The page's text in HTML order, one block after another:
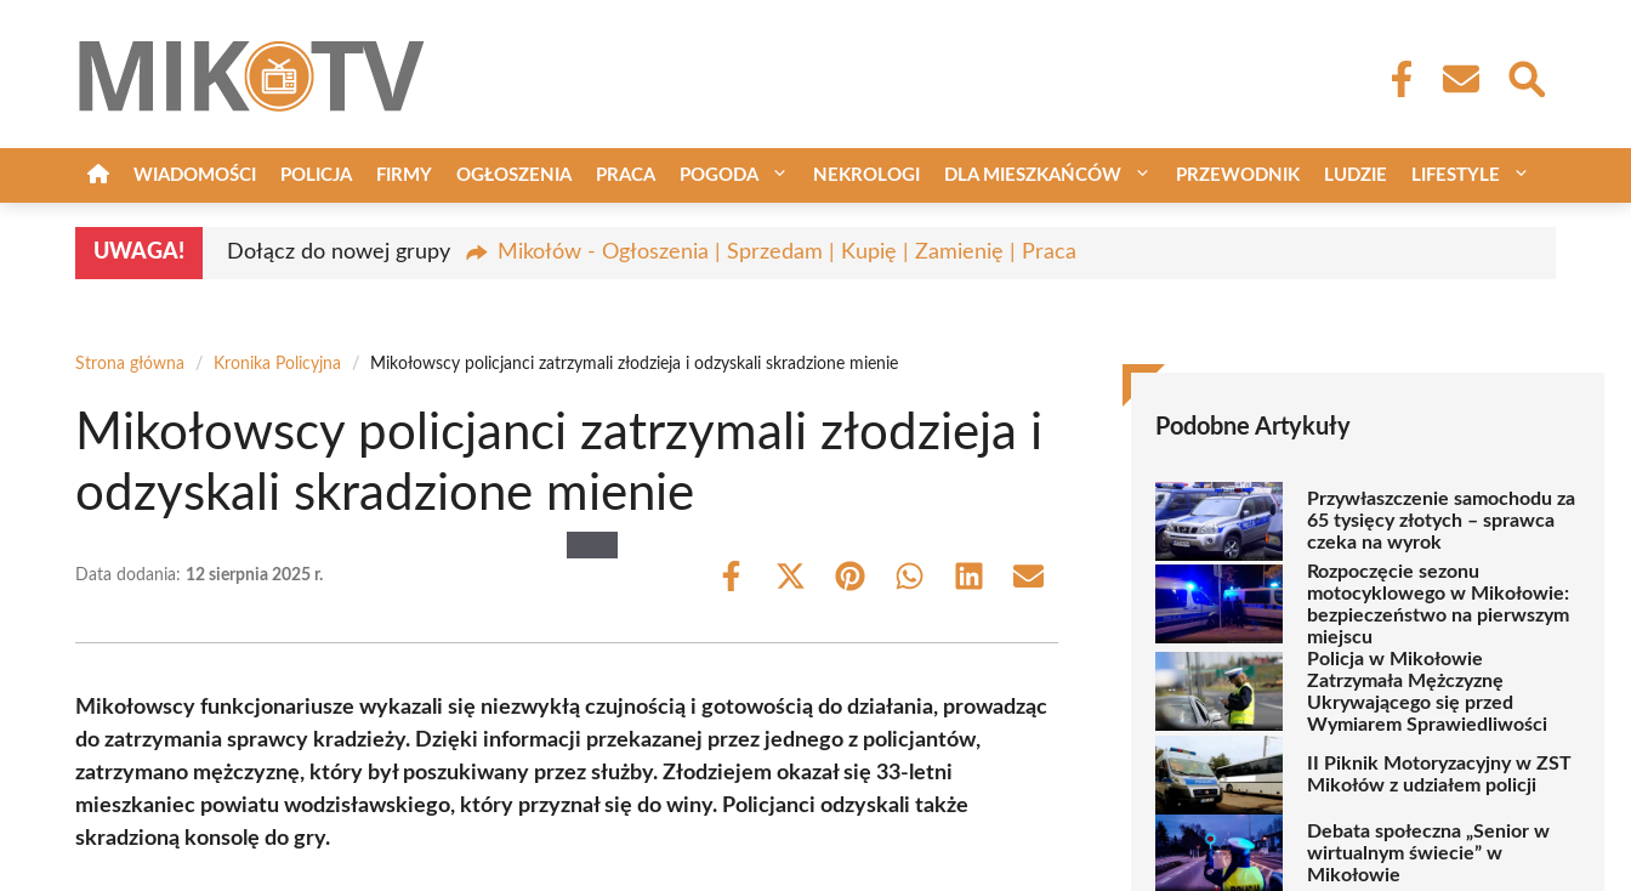
WIADOMOŚCI POLICJA FIRMY OGŁOSZENIA PRACA POGODA NEKROLOGI DLA MIESZKAŃCÓW PRZEWODNIK LUDZIE LIFESTYLE
UWAGA! Dołącz do nowej grupy Mikołów - Ogłoszenia | Sprzedam | Kupię | Zamienię | Praca
Strona główna / Kronika Policyjna / Mikołowscy policjanci zatrzymali złodzieja i odzyskali skradzione mienie
Mikołowscy policjanci zatrzymali złodzieja i
odzyskali skradzione mienie
Data dodania: 12 sierpnia 2025 r.
Share
Share
(Twitter)
Share Share Share Share
Mikołowscy funkcjonariusze wykazali się niezwykłą czujnością i gotowością do działania, prowadząc
do zatrzymania sprawcy kradzieży. Dzięki informacji przekazanej przez jednego z policjantów,
zatrzymano mężczyznę, który był poszukiwany przez służby. Złodziejem okazał się 33-letni
mieszkaniec powiatu wodzisławskiego, który przyznał się do winy. Policjanci odzyskali także
skradzioną konsolę do gry.
Podobne Artykuły
Przywłaszczenie samochodu za
65 tysięcy złotych – sprawca
czeka na wyrok
Rozpoczęcie sezonu
motocyklowego w Mikołowie:
bezpieczeństwo na pierwszym
miejscu
Policja w Mikołowie
Zatrzymała Mężczyznę
Ukrywającego się przed
Wymiarem Sprawiedliwości
II Piknik Motoryzacyjny w ZST
Mikołów z udziałem policji
Debata społeczna „Senior w
wirtualnym świecie” w
Mikołowie